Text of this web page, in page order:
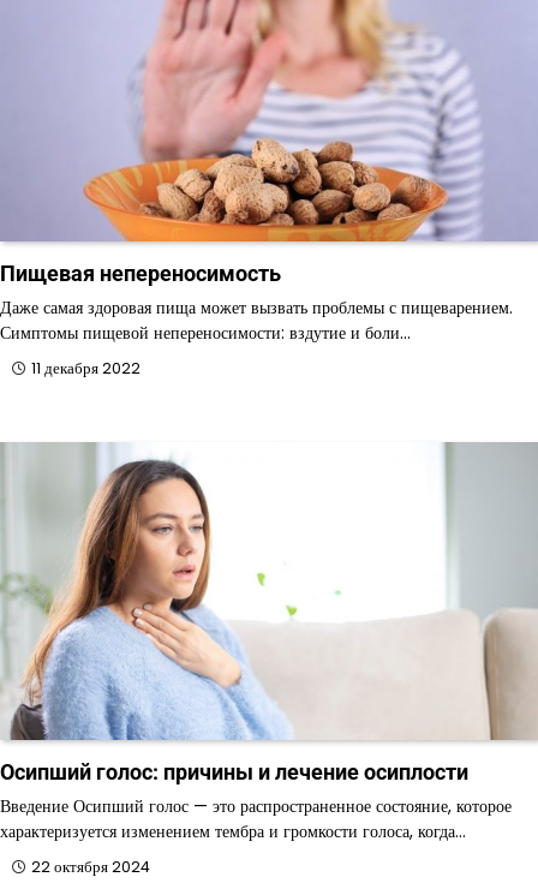
Пищевая непереносимость
Даже самая здоровая пища может вызвать проблемы с пищеварением.
Симптомы пищевой непереносимости: вздутие и боли…
11 декабря 2022
Осипший голос: причины и лечение осиплости
Введение Осипший голос — это распространенное состояние, которое
характеризуется изменением тембра и громкости голоса, когда…
22 октября 2024